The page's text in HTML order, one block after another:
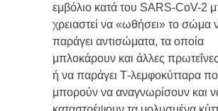
εμβόλιο κατά του SARS-CoV-2
χρειαστεί να «ωθήσει» το σώμα
παράγει αντισώματα, τα οποία
μπλοκάρουν και άλλες
ή να παράγει Τ-λεμφοκύτταρα
μπορούν να αναγνωρίσουν και